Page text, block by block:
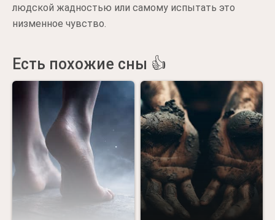
людской жадностью или самому испытать это
низменное чувство.
Есть похожие сны 👍